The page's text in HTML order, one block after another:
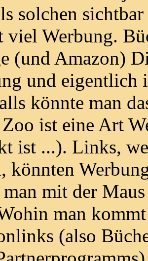
solchen
viel Werbung.
(und Amazon)
und eigentlich
könnte man
ist eine Art
ist ...). Links,
könnten
mit der
man
(also